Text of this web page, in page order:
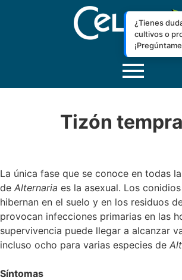
¿Tienes
cultivos o
Tizón
La única fase que se conoce en todas
de Alternaria es la asexual. Los
hibernan en el suelo y en los residuos
provocan infecciones primarias en las
supervivencia puede llegar a alcanzar
incluso ocho para varias especies de
Síntomas